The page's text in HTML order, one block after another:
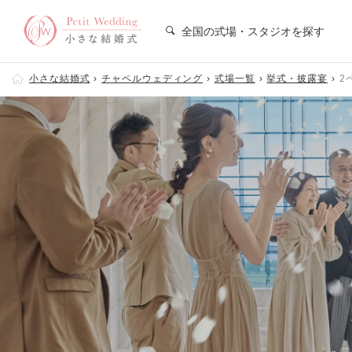
全国の式場・スタジオを探す
小さな結婚式 チャペルウェディング 式場一覧 挙式・披露宴 2